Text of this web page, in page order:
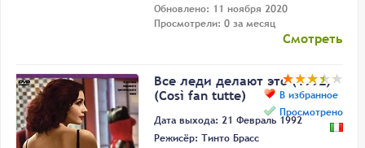
Обновлено: 11 ноября 2020
Просмотрели: 0 за месяц
Смотреть
В избранное
Просмотрено
Все леди делают это (1992)
(Così fan tutte)
Дата выхода: 21 Февраль 1992
Режисёр: Тинто Брасс